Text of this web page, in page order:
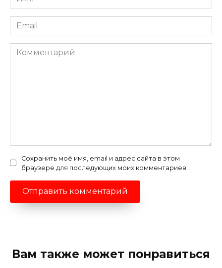
*
Email
*
Комментарий
Сохранить моё имя, email и адрес сайта в этом
браузере для последующих моих комментариев.
Вам также может понравиться